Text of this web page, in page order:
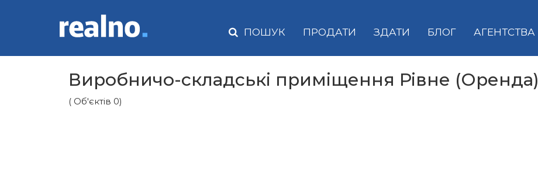
ПОШУК ПРОДАТИ ЗДАТИ БЛОГ АГЕНТСТВА
Виробничо-складські приміщення Рівне (Оренда)
( Об'єктів 0)